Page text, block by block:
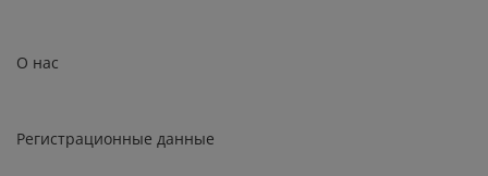
О нас
Регистрационные данные